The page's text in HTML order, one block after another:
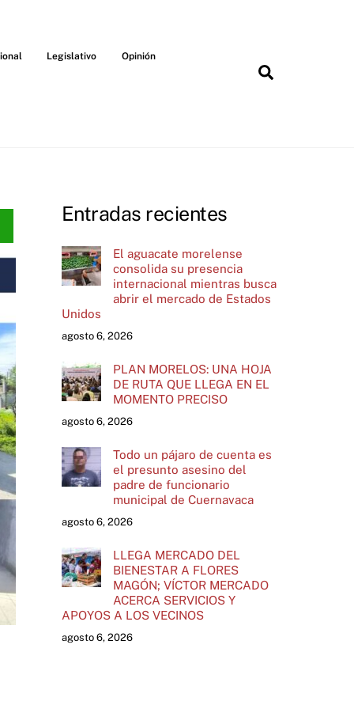
Legislativo Opinión
Entradas recientes
El aguacate morelense
consolida su presencia
internacional mientras busca
abrir el mercado de Estados
Unidos
agosto 6, 2026
PLAN MORELOS: UNA HOJA
DE RUTA QUE LLEGA EN EL
MOMENTO PRECISO
agosto 6, 2026
Todo un pájaro de cuenta es
el presunto asesino del
padre de funcionario
municipal de Cuernavaca
agosto 6, 2026
LLEGA MERCADO DEL
BIENESTAR A FLORES
MAGÓN; VÍCTOR MERCADO
ACERCA SERVICIOS Y
APOYOS A LOS VECINOS
agosto 6, 2026